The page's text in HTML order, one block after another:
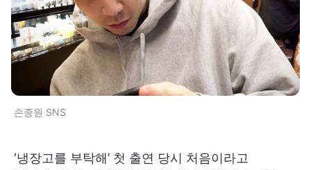
손종원 SNS
‘냉장고를 부탁해’ 첫 출연 당시 처음이라고